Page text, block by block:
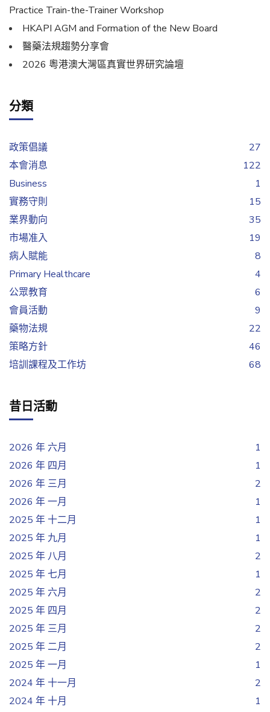
Practice Train-the-Trainer Workshop
HKAPI AGM and Formation of the New Board
醫藥法規趨勢分享會
2026 粵港澳大灣區真實世界研究論壇
分類
政策倡議
27
本會消息
122
Business
1
實務守則
15
業界動向
35
市場准入
19
病人賦能
8
Primary Healthcare
4
公眾教育
6
會員活動
9
藥物法規
22
策略方針
46
培訓課程及工作坊
68
昔日活動
2026 年 六月
1
2026 年 四月
1
2026 年 三月
2
2026 年 一月
1
2025 年 十二月
1
2025 年 九月
1
2025 年 八月
2
2025 年 七月
1
2025 年 六月
2
2025 年 四月
2
2025 年 三月
2
2025 年 二月
2
2025 年 一月
1
2024 年 十一月
2
2024 年 十月
1